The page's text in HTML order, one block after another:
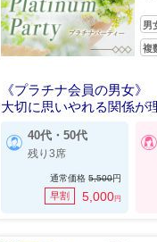
男
複
《プラチナ会員の男女》
大切に思いやれる関係が
40代・50代
残り3席
通常価格5,500円
早割 5,000円